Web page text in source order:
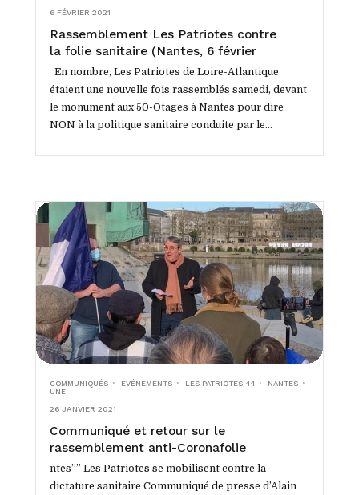
6 FÉVRIER 2021
Rassemblement Les Patriotes contre
la folie sanitaire (Nantes, 6 février
2021)
En nombre, Les Patriotes de Loire-Atlantique
étaient une nouvelle fois rassemblés samedi, devant
le monument aux 50-Otages à Nantes pour dire
NON à la politique sanitaire conduite par le...
COMMUNIQUÉS EVÉNEMENTS LES PATRIOTES 44
NANTES
UNE
26 JANVIER 2021
Communiqué et retour sur le
rassemblement anti-Coronafolie
(Nantes, 23 janvier 2021)
ntes”” Les Patriotes se mobilisent contre la
dictature sanitaire Communiqué de presse d’Alain